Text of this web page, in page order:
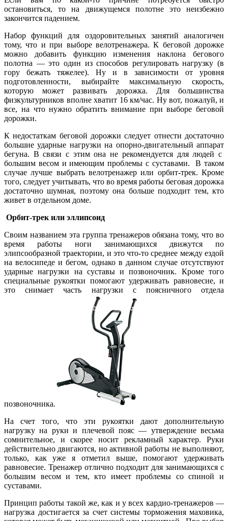
остановиться, то на движущемся полотне это неизбежно
закончится падением.
Набор функций для оздоровительных занятий аналогичен
тому, что и при выборе велотренажера. К беговой дорожке
можно добавить функцию изменения наклона бегового
полотна — это один из способов регулировать нагрузку (в
гору бежать тяжелее). Ну и в зависимости от уровня
подготовленности, выбирайте максимальную скорость,
которую может развивать дорожка. Для большинства
физкультурников вполне хватит 16 км/час. Ну вот, пожалуй, и
все, на что нужно обратить внимание при выборе беговой
дорожки.
К недостаткам беговой дорожки следует отнести достаточно
большие ударные нагрузки на опорно-двигательный аппарат
бегуна. В связи с этим она не рекомендуется для людей с
большим весом и имеющим проблемы с суставами. В таком
случае лучше выбрать велотренажер или орбит-трек. Кроме
того, следует учитывать, что во время работы беговая дорожка
достаточно шумная, поэтому она больше подходит тем, кто
живет в отдельном доме.
Орбит-трек или эллипсоид
Своим названием эта группа тренажеров обязана тому, что во
время работы ноги занимающихся движутся по
элипсообразной траектории, и это что-то среднее между ездой
на велосипеде и бегом, однако в данном случае отсутствуют
ударные нагрузки на суставы и позвоночник. Кроме того
специальные рукоятки помогают удерживать равновесие, и
это снимает часть нагрузки с поясничного отдела
позвоночника.
На счет того, что эти рукоятки дают дополнительную
нагрузку на руки и плечевой пояс — утверждение весьма
сомнительное, и скорее носит рекламный характер. Руки
действительно двигаются, но активной работы не выполняют,
только, как уже я отметил выше, помогают удерживать
равновесие. Тренажер отлично подходит для занимающихся с
большим весом и тем, кто имеет проблемы со спиной и
суставами.
Принцип работы такой же, как и у всех кардио-тренажеров —
нагрузка достигается за счет системы торможения маховика,